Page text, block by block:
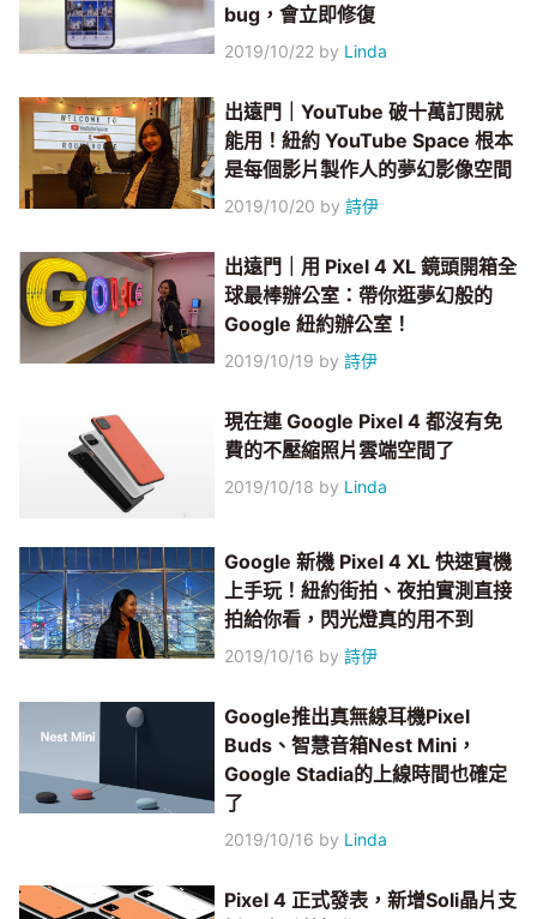
bug，會立即修復
2019/10/22 by Linda
出遠門｜YouTube 破十萬訂閱就
能用！紐約 YouTube Space 根本
是每個影片製作人的夢幻影像空間
2019/10/20 by詩伊
出遠門｜用 Pixel 4 XL 鏡頭開箱全
球最棒辦公室：帶你逛夢幻般的
Google 紐約辦公室！
2019/10/19 by詩伊
現在連 Google Pixel 4 都沒有免
費的不壓縮照片雲端空間了
2019/10/18 by Linda
Google 新機 Pixel 4 XL 快速實機
上手玩！紐約街拍、夜拍實測直接
拍給你看，閃光燈真的用不到
2019/10/16 by詩伊
Google推出真無線耳機Pixel
Buds、智慧音箱Nest Mini，
Google Stadia的上線時間也確定
了
2019/10/16 by Linda
Pixel 4 正式發表，新增Soli晶片支